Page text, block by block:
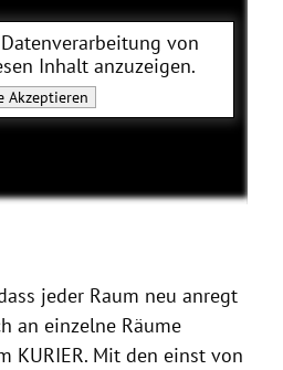
von
Inhalt anzuzeigen.
Akzeptieren
jeder Raum neu anregt
an einzelne Räume
KURIER. Mit den einst von